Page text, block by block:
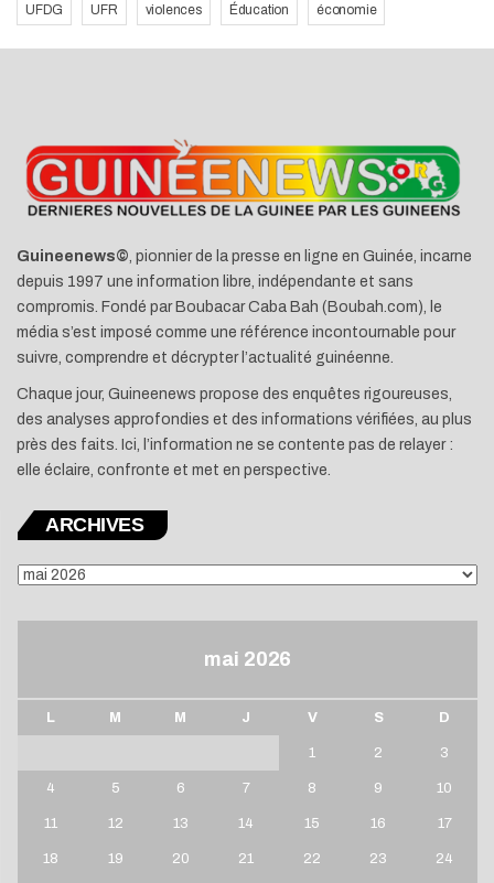
UFDG UFR violences Éducation économie
Guineenews©, pionnier de la presse en ligne en Guinée, incarne
depuis 1997 une information libre, indépendante et sans
compromis. Fondé par Boubacar Caba Bah (Boubah.com), le
média s’est imposé comme une référence incontournable pour
suivre, comprendre et décrypter l’actualité guinéenne.
Chaque jour, Guineenews propose des enquêtes rigoureuses,
des analyses approfondies et des informations vérifiées, au plus
près des faits. Ici, l’information ne se contente pas de relayer :
elle éclaire, confronte et met en perspective.
ARCHIVES
ARCHIVES
mai 2026
L M M J V S D
1 2 3
4 5 6 7 8 9 10
11 12 13 14 15 16 17
18 19 20 21 22 23 24